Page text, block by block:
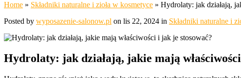
Home » Składniki naturalne i zioła w kosmetyce » Hydrolaty: jak działają,
Posted by wyposazenie-salonow.pl on lis 22, 2024 in Składniki naturalne i
Hydrolaty: jak działają, jakie mają